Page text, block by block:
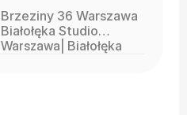
Brzeziny 36 Warszawa
Białołęka Studio
znajduje się na
Warszawa Białołęka